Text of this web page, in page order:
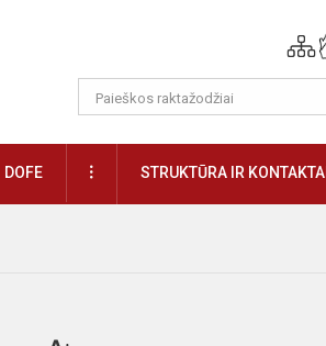
DOFE DAUGIAUSTRUKTŪRA IR KONTAKTAI